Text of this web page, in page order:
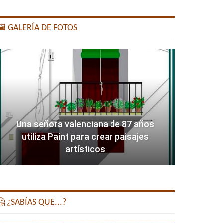
GALERÍA DE FOTOS
Una señora valenciana de 87 años
utiliza Paint para crear paisajes
artísticos
¿SABÍAS QUE...?